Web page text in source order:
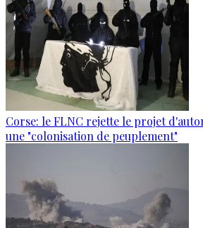
Corse: le FLNC rejette le projet
une "colonisation de peuplement"